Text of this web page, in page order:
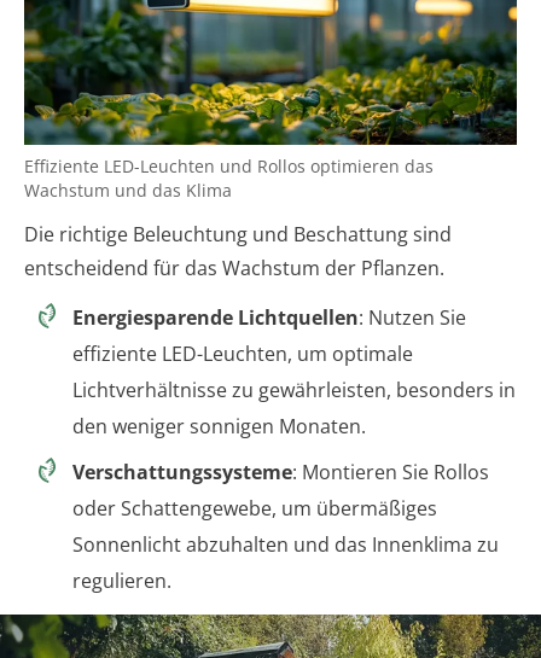
Effiziente LED-Leuchten und Rollos optimieren das
Wachstum und das Klima
Die richtige Beleuchtung und Beschattung sind
entscheidend für das Wachstum der Pflanzen.
Energiesparende Lichtquellen: Nutzen Sie
effiziente LED-Leuchten, um optimale
Lichtverhältnisse zu gewährleisten, besonders in
den weniger sonnigen Monaten.
Verschattungssysteme: Montieren Sie Rollos
oder Schattengewebe, um übermäßiges
Sonnenlicht abzuhalten und das Innenklima zu
regulieren.